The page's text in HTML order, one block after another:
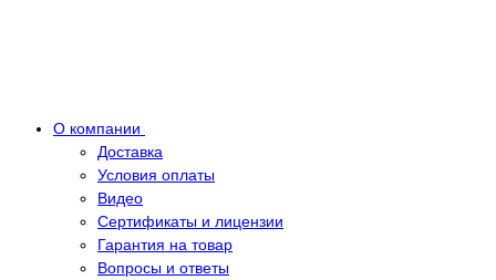
О компании
Доставка
Условия оплаты
Видео
Сертификаты и лицензии
Гарантия на товар
Вопросы и ответы